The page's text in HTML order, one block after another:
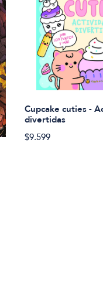
Cupcake cuties -
divertidas
$9.599